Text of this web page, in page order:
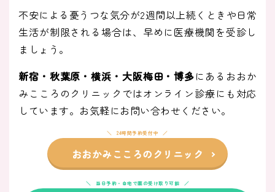
不安による憂うつな気分が2週間以上続くときや日常
生活が制限される場合は、早めに医療機関を受診し
ましょう。
新宿・秋葉原・横浜・大阪梅田・博多にあるおおか
みこころのクリニックではオンライン診療にも対応
しています。お気軽にお問い合わせください。
24時間予約受付中
おおかみこころのクリニック
当日予約・自宅で薬の受け取り可能